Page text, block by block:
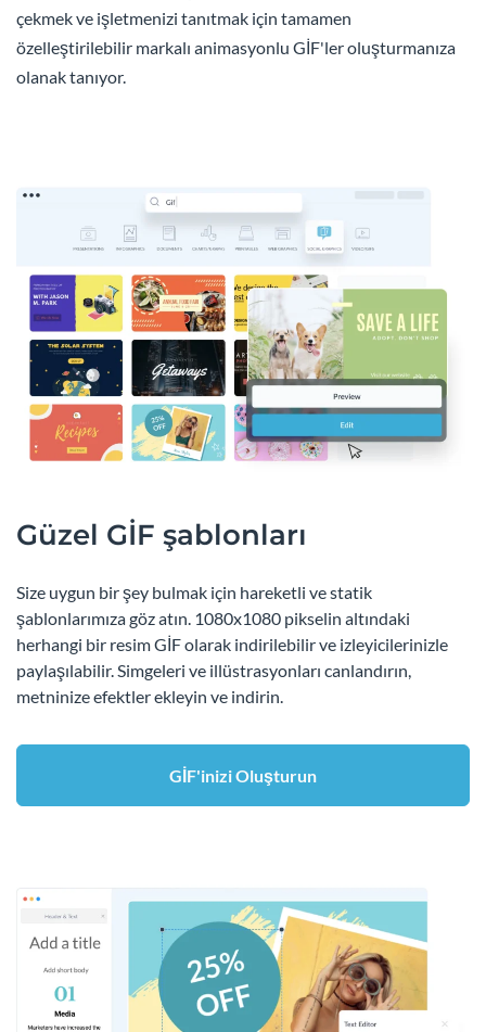
çekmek ve işletmenizi tanıtmak için tamamen
özelleştirilebilir markalı animasyonlu GİF'ler oluşturmanıza
olanak tanıyor.
Güzel GİF şablonları
Size uygun bir şey bulmak için hareketli ve statik
şablonlarımıza göz atın. 1080x1080 pikselin altındaki
herhangi bir resim GİF olarak indirilebilir ve izleyicilerinizle
paylaşılabilir. Simgeleri ve illüstrasyonları canlandırın,
metninize efektler ekleyin ve indirin.
GİF'inizi Oluşturun